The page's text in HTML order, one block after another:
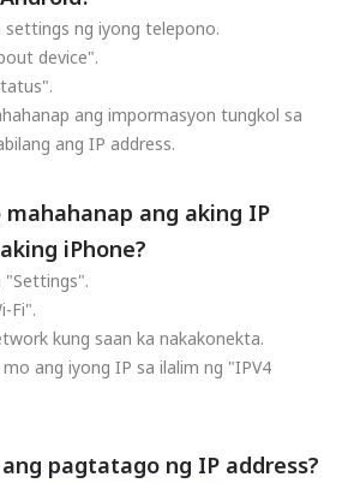
settings ng iyong telepono.
device".
ang impormasyon tungkol sa
ang IP address.
mahahanap ang aking IP
iPhone?
"Settings".
Fi".
kung saan ka nakakonekta.
ang iyong IP sa ilalim ng "IPV4
pagtatago ng IP address?